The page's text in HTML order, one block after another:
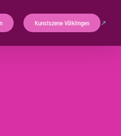
Kunstszene Völklingen